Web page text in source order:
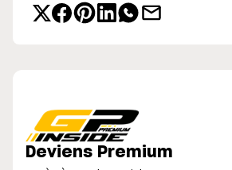
Deviens Premium